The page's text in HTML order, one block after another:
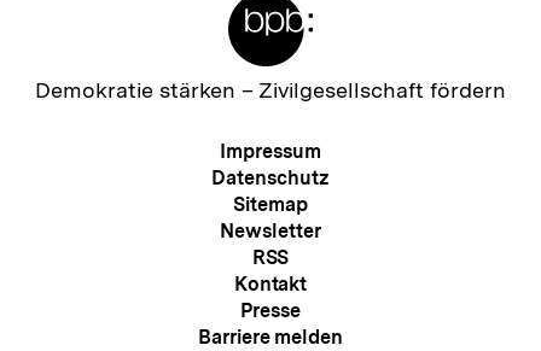
Zur
Demokratie stärken – Zivilgesellschaft fördern
Meta-
Navigation
Impressum
Datenschutz
Sitemap
Newsletter
RSS
Kontakt
Presse
Barriere melden